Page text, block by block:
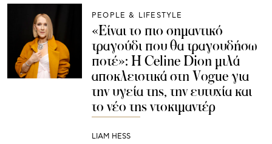
PEOPLE & LIFESTYLE
«Είναι το πιο σημαντικό
τραγούδι που θα τραγουδήσω
ποτέ»: H Celine Dion μιλά
αποκλειστικά στη Vogue για
την υγεία της, την ευτυχία και
το νέο της ντοκιμαντέρ
LIAM HESS